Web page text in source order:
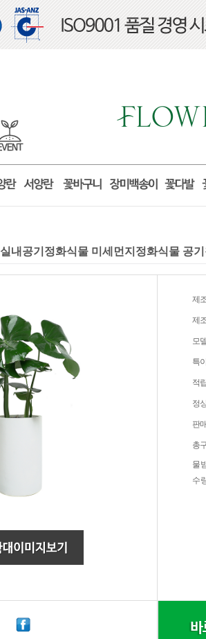
내공기정화식물 미세먼지정화식물 공
제
제
모
특
적
정
판
총
물
수